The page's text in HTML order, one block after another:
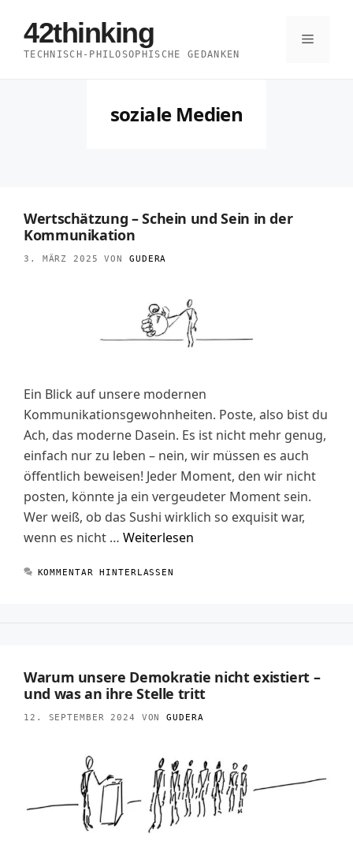
Inhalt
springen
42thinking
TECHNISCH-PHILOSOPHISCHE GEDANKEN
Menü
soziale Medien
Wertschätzung – Schein und Sein in der
Kommunikation
3. MÄRZ 2025 VON GUDERA
Ein Blick auf unsere modernen
Kommunikationsgewohnheiten. Poste, also bist du
Ach, das moderne Dasein. Es ist nicht mehr genug,
einfach nur zu leben – nein, wir müssen es auch
öffentlich beweisen! Jeder Moment, den wir nicht
posten, könnte ja ein vergeudeter Moment sein.
Wer weiß, ob das Sushi wirklich so exquisit war,
wenn es nicht … Weiterlesen
KOMMENTAR HINTERLASSEN
Warum unsere Demokratie nicht existiert –
und was an ihre Stelle tritt
12. SEPTEMBER 2024 VONGUDERA